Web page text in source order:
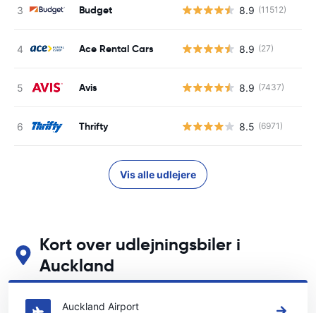
Budget 8.9 (11512)
Ace Rental Cars 8.9 (27)
Avis 8.9 (7437)
Thrifty 8.5 (6971)
Vis alle udlejere
Kort over udlejningsbiler i
Auckland
Se vores vigtigste biludlejningssteder i Auckland
Auckland Airport